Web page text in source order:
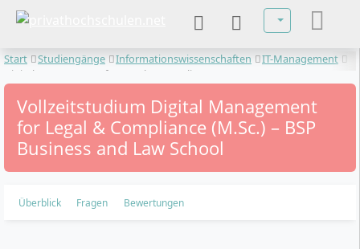
Sprache
Start Studiengänge Informationswissenschaften
IT-Management
Digital Management for Legal & Compliance
Vollzeitstudium Digital Management
for Legal & Compliance (M.Sc.) – BSP
Business and Law School
Überblick Fragen Bewertungen